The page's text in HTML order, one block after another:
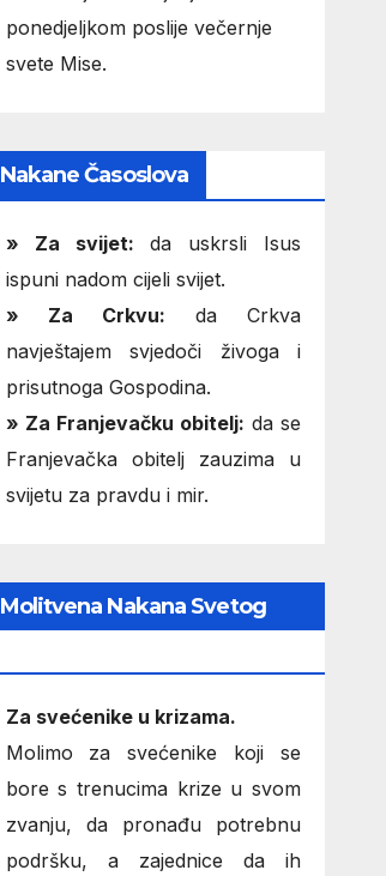
ponedjeljkom poslije večernje
svete Mise.
Nakane Časoslova
» Za svijet: da uskrsli Isus
ispuni nadom cijeli svijet.
» Za Crkvu: da Crkva
navještajem svjedoči živoga i
prisutnoga Gospodina.
» Za Franjevačku obitelj: da se
Franjevačka obitelj zauzima u
svijetu za pravdu i mir.
Molitvena Nakana Svetog
Za svećenike u krizama.
Molimo za svećenike koji se
bore s trenucima krize u svom
zvanju, da pronađu potrebnu
podršku, a zajednice da ih